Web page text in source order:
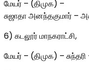
மேயர் – (திமுக) –
சுஜாதா அனந்தகுமார் –
6) கடலூர் மாநகராட்சி,
மேயர் – (திமுக) –